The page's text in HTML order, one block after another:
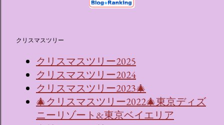
クリスマスツリー
クリスマスツリー2025
クリスマスツリー2024
クリスマスツリー2023🎄
🎄クリスマスツリー2022🎄東京ディズ
ニーリゾート&東京ベイエリア